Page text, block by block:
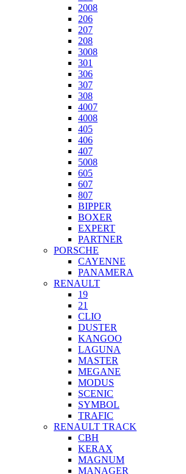
2008
206
207
208
3008
301
306
307
308
4007
4008
405
406
407
5008
605
607
807
BIPPER
BOXER
EXPERT
PARTNER
PORSCHE
CAYENNE
PANAMERA
RENAULT
19
21
CLIO
DUSTER
KANGOO
LAGUNA
MASTER
MEGANE
MODUS
SCENIC
SYMBOL
TRAFIC
RENAULT TRACK
CBH
KERAX
MAGNUM
MANAGER